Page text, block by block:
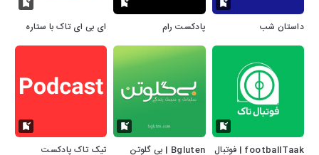
داستان شب پادکست رام ای بی ای تاک با ستاره
footballTaak | فوتبال
Bgluten | بی‌‌ گلوتن تیک تاک پادکست